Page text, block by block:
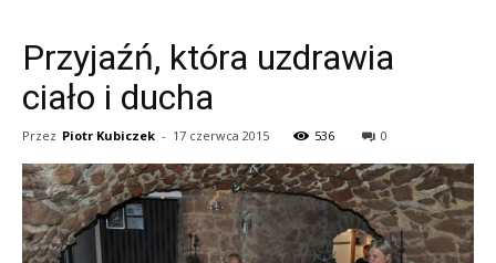
Przyjaźń, która uzdrawia
ciało i ducha
Przez Piotr Kubiczek - 17 czerwca 2015 536 0